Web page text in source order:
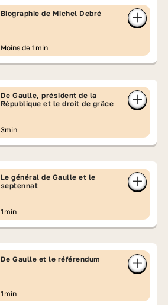
Biographie de Michel Debré
Moins de 1min
De Gaulle, président de la
République et le droit de grâce
3min
Le général de Gaulle et le
septennat
1min
De Gaulle et le référendum
1min